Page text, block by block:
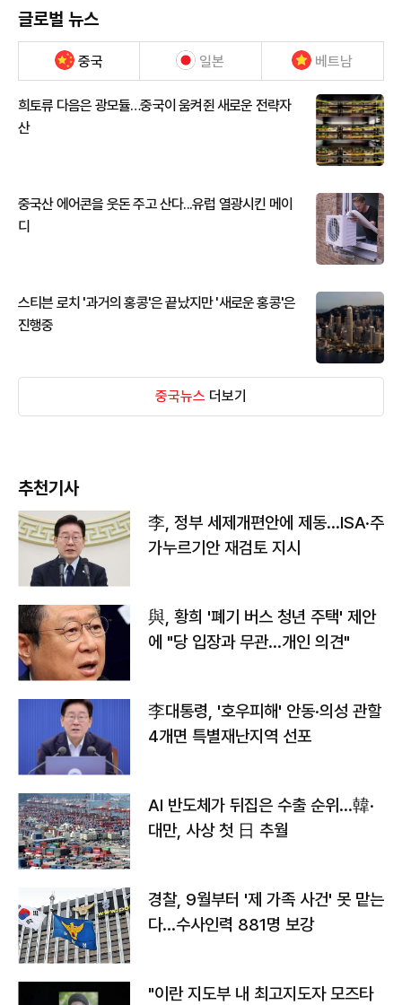
글로벌 뉴스
중국 일본 베트남
희토류 다음은 광모듈…중국이 움켜쥔 새로운 전략자
산
중국산 에어콘을 웃돈 주고 산다...유럽 열광시킨 메이
디
스티븐 로치 '과거의 홍콩'은 끝났지만 '새로운 홍콩'은
진행중
중국뉴스 더보기
추천기사
李, 정부 세제개편안에 제동…ISA·주
가누르기안 재검토 지시
與, 황희 '폐기 버스 청년 주택' 제안
에 "당 입장과 무관…개인 의견"
李대통령, '호우피해' 안동·의성 관할
4개면 특별재난지역 선포
AI 반도체가 뒤집은 수출 순위…韓·
대만, 사상 첫 日 추월
경찰, 9월부터 '제 가족 사건' 못 맡는
다…수사인력 881명 보강
"이란 지도부 내 최고지도자 모즈타